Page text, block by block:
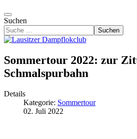
Suchen
Suchen
Sommertour 2022: zur
Schmalspurbahn
Details
Kategorie: Sommertour
02. Juli 2022